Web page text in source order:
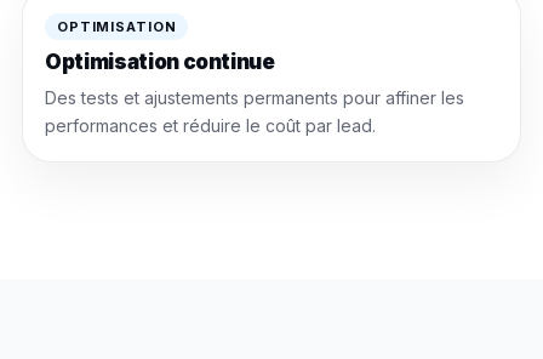
OPTIMISATION
Optimisation continue
Des tests et ajustements permanents pour affiner les
performances et réduire le coût par lead.